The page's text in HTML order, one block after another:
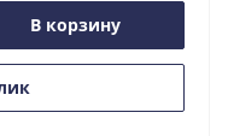
В корзину